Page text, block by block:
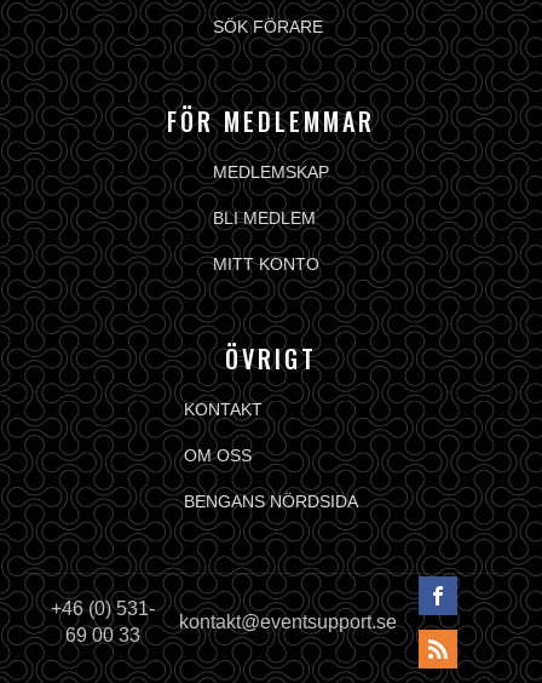
SÖK FÖRARE
FÖR MEDLEMMAR
MEDLEMSKAP
BLI MEDLEM
MITT KONTO
ÖVRIGT
KONTAKT
OM OSS
BENGANS NÖRDSIDA
+46 (0) 531-
69 00 33
kontakt@eventsupport.se